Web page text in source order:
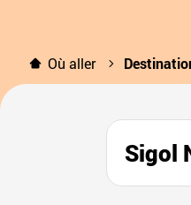
Où aller
Sigol